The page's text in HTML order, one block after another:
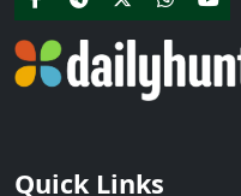
Quick Links